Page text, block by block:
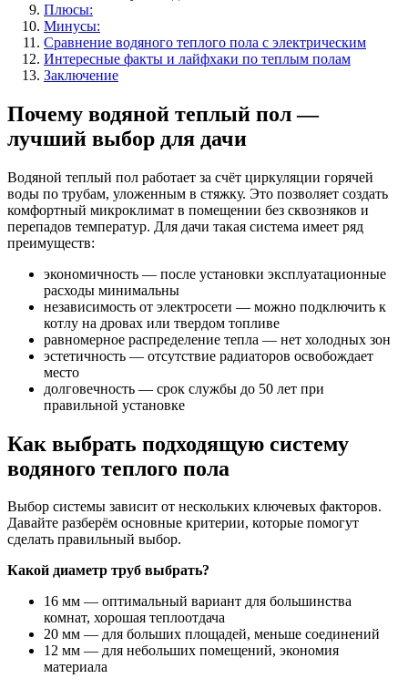
Плюсы:
Минусы:
Сравнение водяного теплого пола с электрическим
Интересные факты и лайфхаки по теплым полам
Заключение
Почему водяной теплый пол —
лучший выбор для дачи
Водяной теплый пол работает за счёт циркуляции горячей
воды по трубам, уложенным в стяжку. Это позволяет создать
комфортный микроклимат в помещении без сквозняков и
перепадов температур. Для дачи такая система имеет ряд
преимуществ:
экономичность — после установки эксплуатационные
расходы минимальны
независимость от электросети — можно подключить к
котлу на дровах или твердом топливе
равномерное распределение тепла — нет холодных зон
эстетичность — отсутствие радиаторов освобождает
место
долговечность — срок службы до 50 лет при
правильной установке
Как выбрать подходящую систему
водяного теплого пола
Выбор системы зависит от нескольких ключевых факторов.
Давайте разберём основные критерии, которые помогут
сделать правильный выбор.
Какой диаметр труб выбрать?
16 мм — оптимальный вариант для большинства
комнат, хорошая теплоотдача
20 мм — для больших площадей, меньше соединений
12 мм — для небольших помещений, экономия
материала